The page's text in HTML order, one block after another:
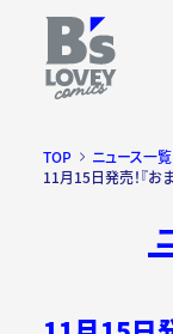
TOP
ニュース一覧
11月15日発売！『お